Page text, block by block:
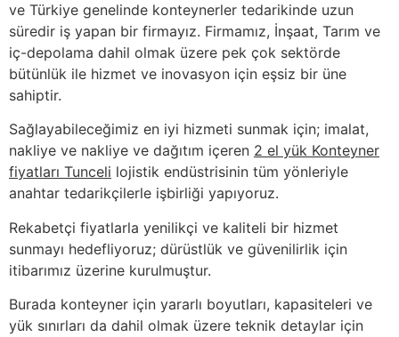
ve Türkiye genelinde konteynerler tedarikinde uzun
süredir iş yapan bir firmayız. Firmamız, İnşaat, Tarım ve
iç-depolama dahil olmak üzere pek çok sektörde
bütünlük ile hizmet ve inovasyon için eşsiz bir üne
sahiptir.
Sağlayabileceğimiz en iyi hizmeti sunmak için; imalat,
nakliye ve nakliye ve dağıtım içeren 2 el yük Konteyner
fiyatları Tunceli lojistik endüstrisinin tüm yönleriyle
anahtar tedarikçilerle işbirliği yapıyoruz.
Rekabetçi fiyatlarla yenilikçi ve kaliteli bir hizmet
sunmayı hedefliyoruz; dürüstlük ve güvenilirlik için
itibarımız üzerine kurulmuştur.
Burada konteyner için yararlı boyutları, kapasiteleri ve
yük sınırları da dahil olmak üzere teknik detaylar için